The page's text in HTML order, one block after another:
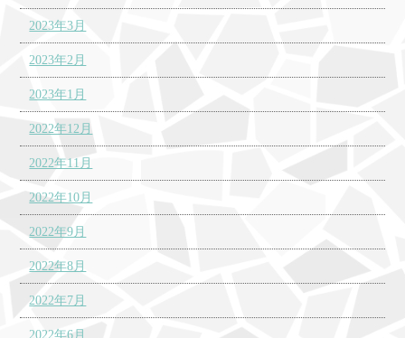
2023年3月
2023年2月
2023年1月
2022年12月
2022年11月
2022年10月
2022年9月
2022年8月
2022年7月
2022年6月